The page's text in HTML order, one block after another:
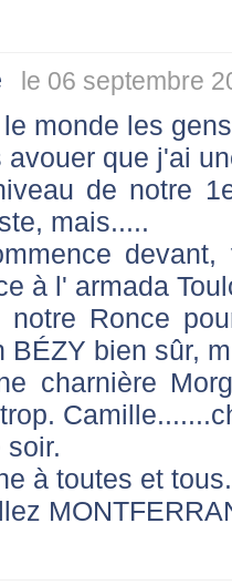
le 06 septembre
monde les
que j'ai
de notre
mais.....
à l' armada
notre Ronce
BÉZY bien sûr,
charnière
à toutes et tous.